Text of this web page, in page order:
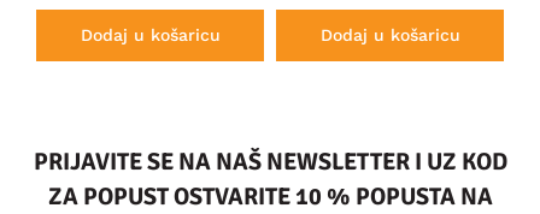
Dodaj u košaricu Dodaj u košaricu
PRIJAVITE SE NA NAŠ NEWSLETTER I UZ KOD
ZA POPUST OSTVARITE 10 % POPUSTA NA